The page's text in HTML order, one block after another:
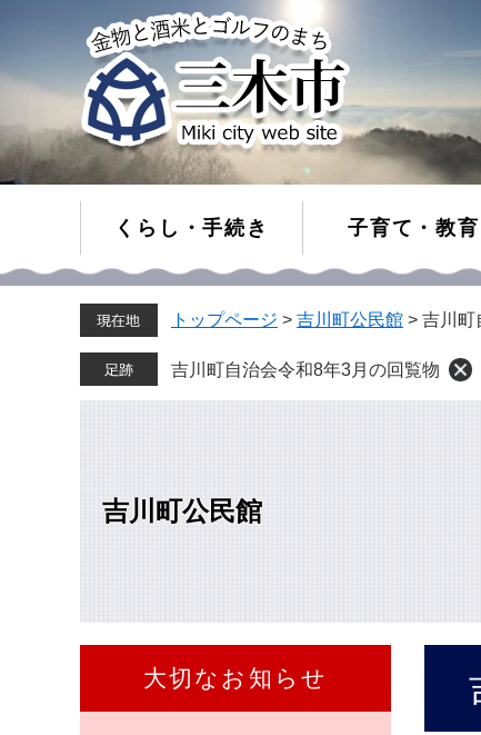
くらし・手続き 子育て・教育
トップページ > 吉川町公民館 > 吉川町
吉川町自治会令和8年3月の回覧物
吉川町公民館
大切なお知らせ